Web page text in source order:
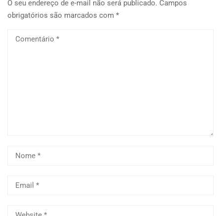
O seu endereço de e-mail não será publicado. Campos
obrigatórios são marcados com *